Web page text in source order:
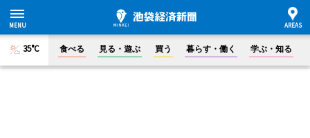
35°C 食べる 見る・遊ぶ 買う 暮らす・働く 学ぶ・知る